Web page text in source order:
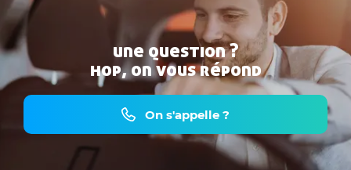
une question ?
hop, on vous répond
On s'appelle ?